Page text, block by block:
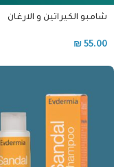
شامبو الكيراتين و الارغان
₪ 55.00